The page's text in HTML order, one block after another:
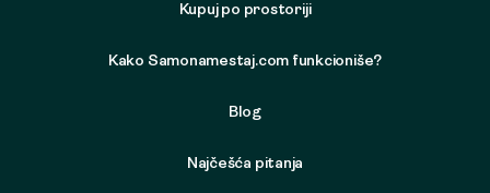
Kupuj po prostoriji
Kako Samonamestaj.com funkcioniše?
Blog
Najčešća pitanja